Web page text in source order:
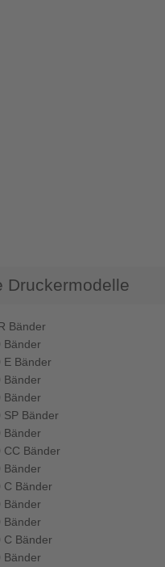
Druckermodelle
Bänder
Bänder
E Bänder
Bänder
Bänder
SP Bänder
Bänder
CC Bänder
Bänder
C Bänder
Bänder
Bänder
C Bänder
Bänder